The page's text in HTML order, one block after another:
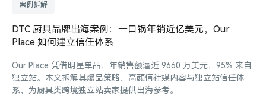
案例拆解
DTC 厨具品牌出海案例：一口锅年销近亿美元，Our
Place 如何建立信任体系
Our Place 凭借明星单品，年销售额逼近 9660 万美元，95% 来自
独立站。本文拆解其爆品策略、高颜值社媒内容与独立站信任体
系，为厨具类跨境独立站卖家提供出海参考。